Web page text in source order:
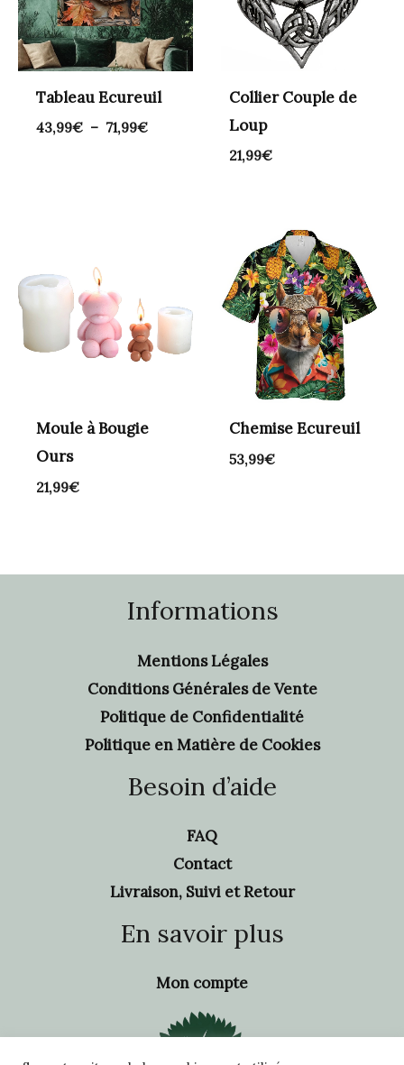
Tableau Ecureuil
43,99€ – 71,99€
Collier Couple de
Loup
21,99€
Moule à Bougie
Ours
21,99€
Chemise Ecureuil
53,99€
Informations
Mentions Légales
Conditions Générales de Vente
Politique de Confidentialité
Politique en Matière de Cookies
Besoin d’aide
FAQ
Contact
Livraison, Suivi et Retour
En savoir plus
Mon compte